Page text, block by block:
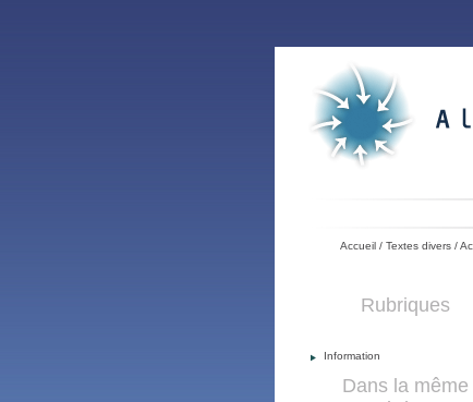
Accueil/ Textes divers/
Rubriques
Information
Dans la même